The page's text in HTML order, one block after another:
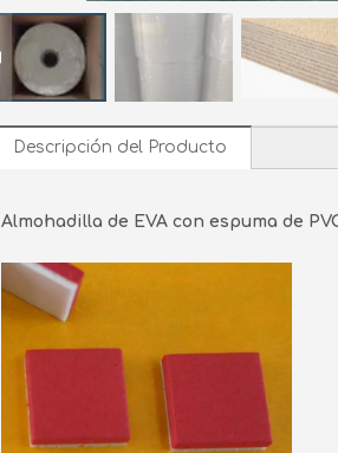
Descripción del Producto
Almohadilla de EVA con espuma de